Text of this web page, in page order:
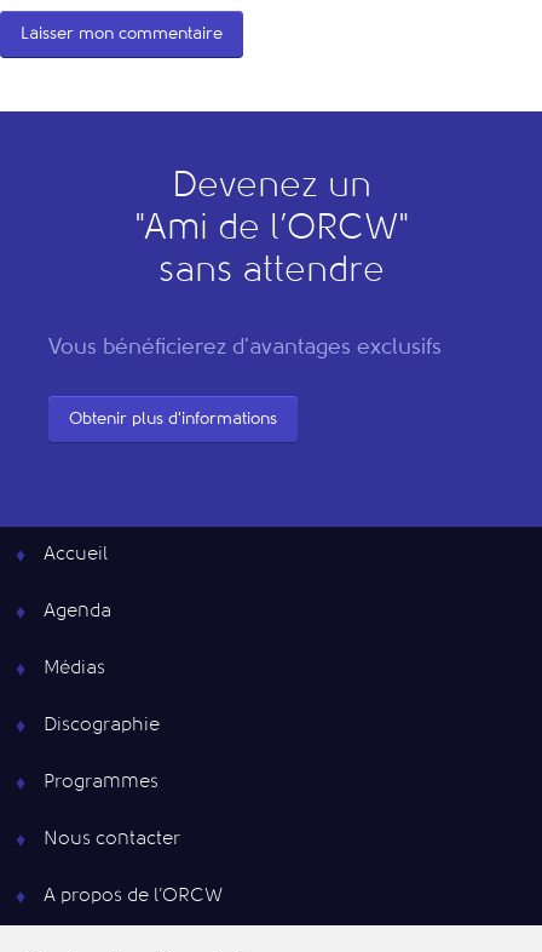
Devenez un
"Ami de l’ORCW"
sans attendre
Vous bénéficierez d'avantages exclusifs
Obtenir plus d'informations
Accueil
Agenda
Médias
Discographie
Programmes
Nous contacter
A propos de l’ORCW